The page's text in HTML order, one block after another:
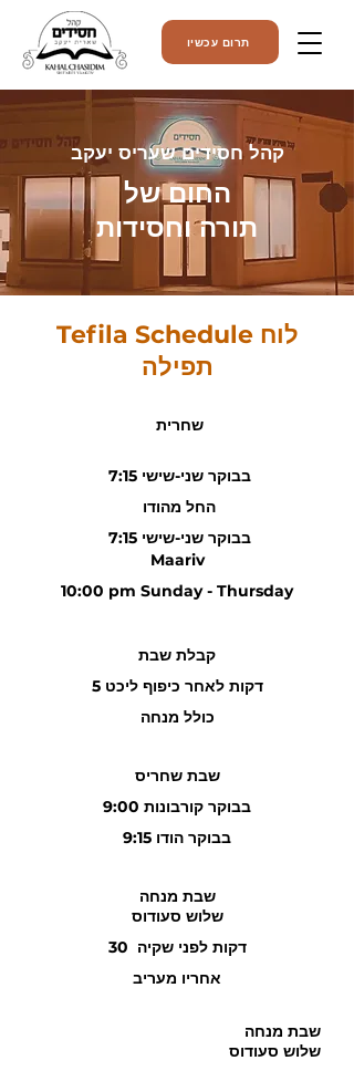
תרום עכשיו
קהל חסידים שעריס יעקב
החום של
תורה וחסידות
Tefila Schedule לוח
תפילה
שחרית
7:15 בבוקר שני-שישי
החל מהודו
7:15 בבוקר שני-שישי
Maariv
10:00 pm Sunday - Thursday
קבלת שבת
5 דקות לאחר כיפוף ליכט
כולל מנחה
שבת שחריס
9:00 בבוקר קורבונות
9:15 בבוקר הודו
שבת מנחה
שלוש סעודוס
30 דקות לפני שקיה
אחריו מעריב
שבת מנחה
שלוש סעודוס